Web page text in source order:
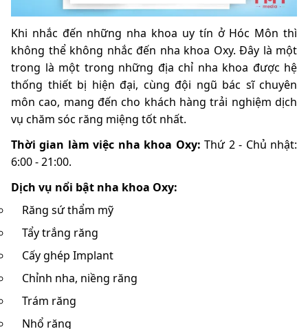
Khi nhắc đến những nha khoa uy tín ở Hóc Môn thì
không thể không nhắc đến nha khoa Oxy. Đây là một
trong là một trong những địa chỉ nha khoa được hệ
thống thiết bị hiện đại, cùng đội ngũ bác sĩ chuyên
môn cao, mang đến cho khách hàng trải nghiệm dịch
vụ chăm sóc răng miệng tốt nhất.
Thời gian làm việc nha khoa Oxy: Thứ 2 - Chủ nhật:
6:00 - 21:00.
Dịch vụ nổi bật nha khoa Oxy:
Răng sứ thẩm mỹ
Tẩy trắng răng
Cấy ghép Implant
Chỉnh nha, niềng răng
Trám răng
Nhổ răng